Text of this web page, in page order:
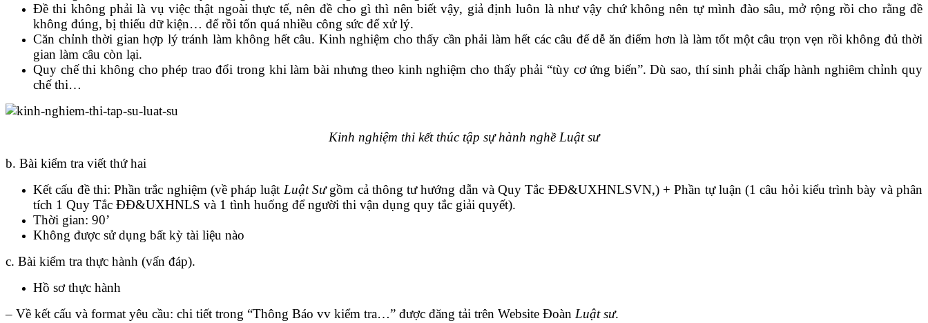
Đề thi không phải là vụ việc thật ngoài thực tế, nên đề cho gì thì nên biết vậy, giả định luôn là như vậy chứ không nên tự mình đào sâu, mở rộng rồi cho rằng đề
không đúng, bị thiếu dữ kiện… để rồi tốn quá nhiều công sức để xử lý.
Căn chỉnh thời gian hợp lý tránh làm không hết câu. Kinh nghiệm cho thấy cần phải làm hết các câu để dễ ăn điểm hơn là làm tốt một câu trọn vẹn rồi không đủ thời
gian làm câu còn lại.
Quy chế thi không cho phép trao đổi trong khi làm bài nhưng theo kinh nghiệm cho thấy phải “tùy cơ ứng biến”. Dù sao, thí sinh phải chấp hành nghiêm chỉnh quy
chế thi…
Kinh nghiệm thi kết thúc tập sự hành nghề Luật sư
b. Bài kiểm tra viết thứ hai
Kết cấu đề thi: Phần trắc nghiệm (về pháp luật Luật Sưgồm cả thông tư hướng dẫn và Quy Tắc ĐĐ&UXHNLSVN,) + Phần tự luận (1 câu hỏi kiểu trình bày và phân
tích 1 Quy Tắc ĐĐ&UXHNLS và 1 tình huống để người thi vận dụng quy tắc giải quyết).
Thời gian: 90’
Không được sử dụng bất kỳ tài liệu nào
c. Bài kiểm tra thực hành (vấn đáp).
Hồ sơ thực hành
– Về kết cấu và format yêu cầu: chi tiết trong “Thông Báo vv kiểm tra…” được đăng tải trên Website Đoàn Luật sư.